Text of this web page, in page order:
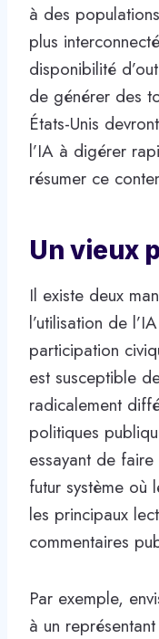
à des
plus
disponibilité
de générer des
États-Unis
l’IA à digérer
résumer ce
Un vieux
Il existe deux
l’utilisation de
participation
est susceptible
radicalement
politiques
essayant de
futur système où
les principaux
commentaires
Par exemple,
à un